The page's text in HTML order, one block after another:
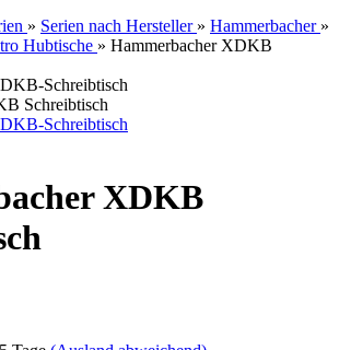
» Serien nach Hersteller » Hammerbacher »
Hubtische » Hammerbacher XDKB
Schreibtisch
XDKB